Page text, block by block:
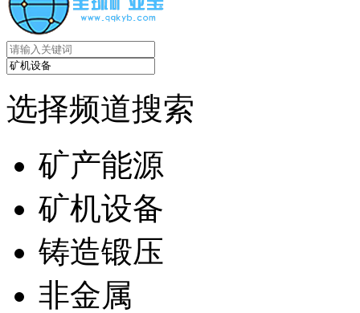
选择频道搜索
矿产能源
矿机设备
铸造锻压
非金属